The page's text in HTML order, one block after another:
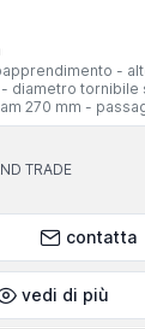
-
diametro tornibile
270 mm -
- volantini
trucioli -
TRADE
contatta
vedi di più